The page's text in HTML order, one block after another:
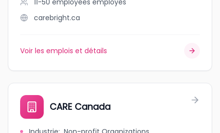
11-50 employees employés
carebright.ca
Voir les emplois et détails
CARE Canada